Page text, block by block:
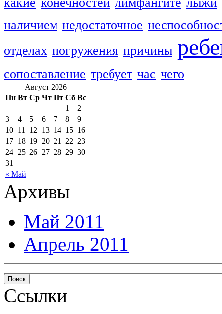
наличием недостаточное
отделах погружения причины
сопоставление требует час чего
Август 2026
Пн Вт Ср Чт Пт Сб Вс
« Май
1
2
3
4 5 6 7 8
9
10 11 12 13 14 15 16
17 18 19 20 21 22 23
24 25 26 27 28 29 30
31
Архивы
Май 2011
Апрель 2011
Ссылки